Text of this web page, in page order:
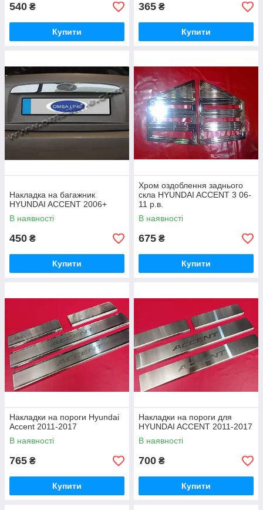
540 ₴
Купити
365 ₴
Купити
Накладка на багажник
HYUNDAI ACCENT 2006+
В наявності
450 ₴
Купити
Хром оздоблення заднього
скла HYUNDAI ACCENT 3 06-
11 р.в.
В наявності
675 ₴
Купити
Накладки на пороги Hyundai
Accent 2011-2017
В наявності
765 ₴
Купити
Накладки на пороги для
HYUNDAI ACCENT 2011-2017
В наявності
700 ₴
Купити